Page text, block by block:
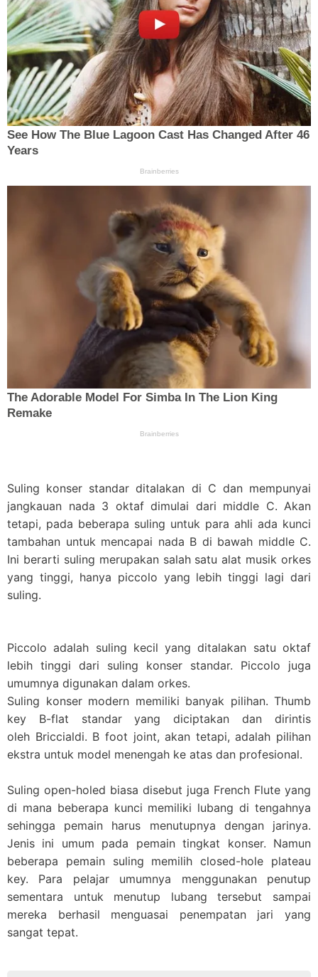
Suling konser standar ditalakan di C dan mempunyai
jangkauan nada 3 oktaf dimulai dari middle C. Akan
tetapi, pada beberapa suling untuk para ahli ada kunci
tambahan untuk mencapai nada B di bawah middle C.
Ini berarti suling merupakan salah satu alat musik orkes
yang tinggi, hanya piccolo yang lebih tinggi lagi dari
suling.
Piccolo adalah suling kecil yang ditalakan satu oktaf
lebih tinggi dari suling konser standar. Piccolo juga
umumnya digunakan dalam orkes.
Suling konser modern memiliki banyak pilihan. Thumb
key B-flat standar yang diciptakan dan dirintis
oleh Briccialdi. B foot joint, akan tetapi, adalah pilihan
ekstra untuk model menengah ke atas dan profesional.
Suling open-holed biasa disebut juga French Flute yang
di mana beberapa kunci memiliki lubang di tengahnya
sehingga pemain harus menutupnya dengan jarinya.
Jenis ini umum pada pemain tingkat konser. Namun
beberapa pemain suling memilih closed-hole plateau
key. Para pelajar umumnya menggunakan penutup
sementara untuk menutup lubang tersebut sampai
mereka berhasil menguasai penempatan jari yang
sangat tepat.